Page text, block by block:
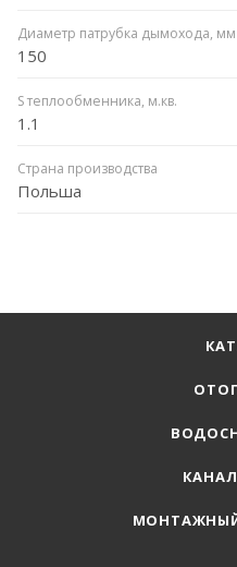
Диаметр патрубка дымохода, мм
150
S теплообменника, м.кв.
1.1
Страна производства
Польша